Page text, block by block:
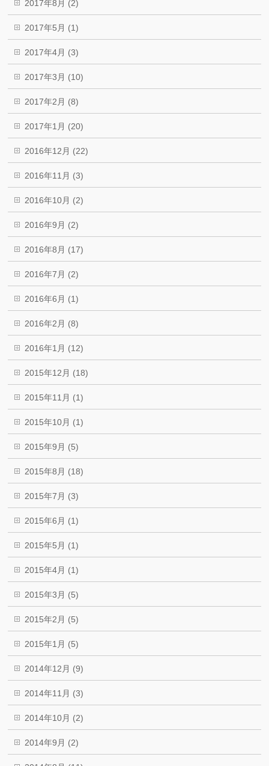
2017年8月 (2)
2017年5月 (1)
2017年4月 (3)
2017年3月 (10)
2017年2月 (8)
2017年1月 (20)
2016年12月 (22)
2016年11月 (3)
2016年10月 (2)
2016年9月 (2)
2016年8月 (17)
2016年7月 (2)
2016年6月 (1)
2016年2月 (8)
2016年1月 (12)
2015年12月 (18)
2015年11月 (1)
2015年10月 (1)
2015年9月 (5)
2015年8月 (18)
2015年7月 (3)
2015年6月 (1)
2015年5月 (1)
2015年4月 (1)
2015年3月 (5)
2015年2月 (5)
2015年1月 (5)
2014年12月 (9)
2014年11月 (3)
2014年10月 (2)
2014年9月 (2)